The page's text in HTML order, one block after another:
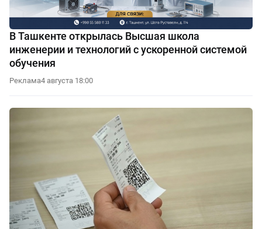
В Ташкенте открылась Высшая школа
инженерии и технологий с ускоренной системой
обучения
Реклама4 августа 18:00